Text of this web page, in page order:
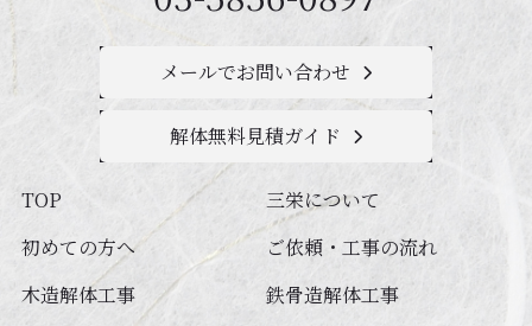
メールでお問い合わせ
解体無料見積ガイド
TOP
初めての方へ
木造解体工事
三栄について
ご依頼・工事の流れ
鉄⾻造解体⼯事